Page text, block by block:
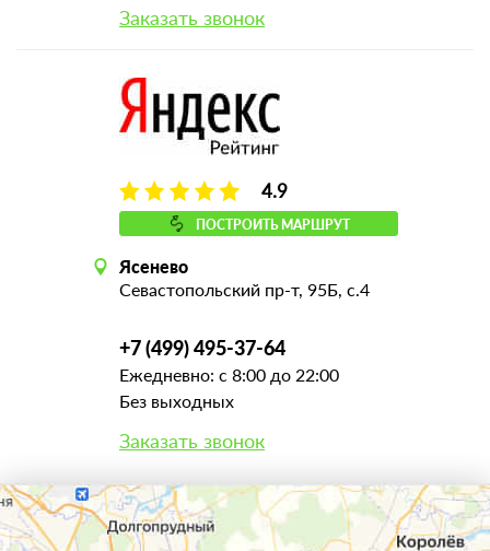
Заказать звонок
4.9
ПОСТРОИТЬ МАРШРУТ
Ясенево
Севастопольский пр-т, 95Б, с.4
+7 (499) 495-37-64
Ежедневно: с 8:00 до 22:00
Без выходных
Заказать звонок